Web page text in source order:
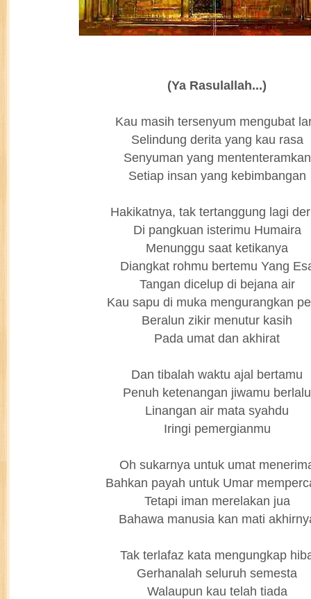
(Ya Rasulallah...)
Kau masih tersenyum mengubat
Selindung derita yang kau rasa
Senyuman yang mententeramkan
Setiap insan yang kebimbangan
Hakikatnya, tak tertanggung lagi
Di pangkuan isterimu Humaira
Menunggu saat ketikanya
Diangkat rohmu bertemu Yang
Tangan dicelup di bejana air
Kau sapu di muka mengurangkan
Beralun zikir menutur kasih
Pada umat dan akhirat
Dan tibalah waktu ajal bertamu
Penuh ketenangan jiwamu berlalu
Linangan air mata syahdu
Iringi pemergianmu
Oh sukarnya untuk umat
Bahkan payah untuk Umar
Tetapi iman merelakan jua
Bahawa manusia kan mati
Tak terlafaz kata mengungkap
Gerhanalah seluruh semesta
Walaupun kau telah tiada